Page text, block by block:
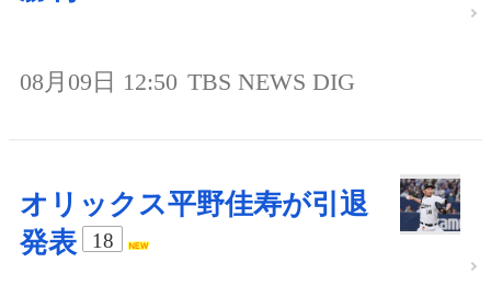
08月09日 12:50 TBS NEWS DIG
オリックス平野佳寿が引退
発表
18